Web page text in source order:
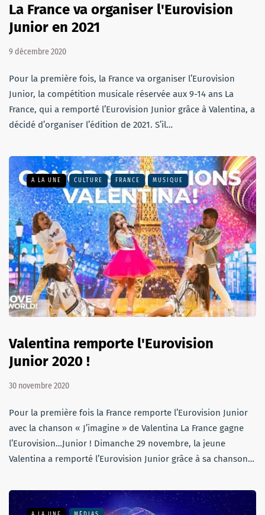
La France va organiser l'Eurovision
Junior en 2021
9 décembre 2020
Pour la première fois, la France va organiser l’Eurovision
Junior, la compétition musicale réservée aux 9-14 ans La
France, qui a remporté l’Eurovision Junior grâce à Valentina, a
décidé d’organiser l’édition de 2021. S’il…
A LA UNE CULTURE FRANCE MUSIQUE
Valentina remporte l'Eurovision
Junior 2020 !
30 novembre 2020
Pour la première fois la France remporte l’Eurovision Junior
avec la chanson « J’imagine » de Valentina La France gagne
l’Eurovision…Junior ! Dimanche 29 novembre, la jeune
Valentina a remporté l’Eurovision Junior grâce à sa chanson…